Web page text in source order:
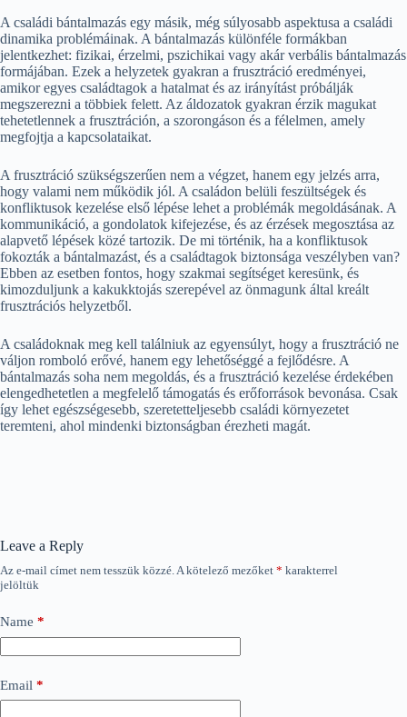
A családi bántalmazás egy másik, még súlyosabb aspektusa a családi
dinamika problémáinak. A bántalmazás különféle formákban
jelentkezhet: fizikai, érzelmi, pszichikai vagy akár verbális bántalmazás
formájában. Ezek a helyzetek gyakran a frusztráció eredményei,
amikor egyes családtagok a hatalmat és az irányítást próbálják
megszerezni a többiek felett. Az áldozatok gyakran érzik magukat
tehetetlennek a frusztráción, a szorongáson és a félelmen, amely
megfojtja a kapcsolataikat.
A frusztráció szükségszerűen nem a végzet, hanem egy jelzés arra,
hogy valami nem működik jól. A családon belüli feszültségek és
konfliktusok kezelése első lépése lehet a problémák megoldásának. A
kommunikáció, a gondolatok kifejezése, és az érzések megosztása az
alapvető lépések közé tartozik. De mi történik, ha a konfliktusok
fokozták a bántalmazást, és a családtagok biztonsága veszélyben van?
Ebben az esetben fontos, hogy szakmai segítséget keresünk, és
kimozduljunk a kakukktojás szerepével az önmagunk által kreált
frusztrációs helyzetből.
A családoknak meg kell találniuk az egyensúlyt, hogy a frusztráció ne
váljon romboló erővé, hanem egy lehetőséggé a fejlődésre. A
bántalmazás soha nem megoldás, és a frusztráció kezelése érdekében
elengedhetetlen a megfelelő támogatás és erőforrások bevonása. Csak
így lehet egészségesebb, szeretetteljesebb családi környezetet
teremteni, ahol mindenki biztonságban érezheti magát.
Leave a Reply
Az e-mail címet nem tesszük közzé.A kötelező mezőket * karakterrel
jelöltük
Name *
Email *